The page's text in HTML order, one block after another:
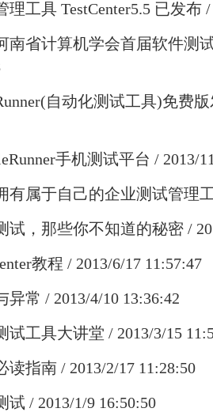
理工具 TestCenter5.5 已发布 /
南省计算机学会首届软件测
自动化测试工具)免费
手机测试平台 / 2013/
有属于自己的企业测试管理
试，那些你不知道的秘密 /
教程 / 2013/6/17 11:57:47
异常 / 2013/4/10 13:36:42
试工具大讲堂 / 2013/3/15
读指南 / 2013/2/17 11:28:50
试 / 2013/1/9 16:50:50